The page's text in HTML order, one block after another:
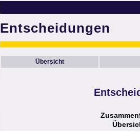
Entscheidungen
Übersicht